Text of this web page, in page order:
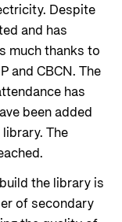
Despite
and has
much thanks to
and CBCN. The
has
been added
The
the library is
of secondary